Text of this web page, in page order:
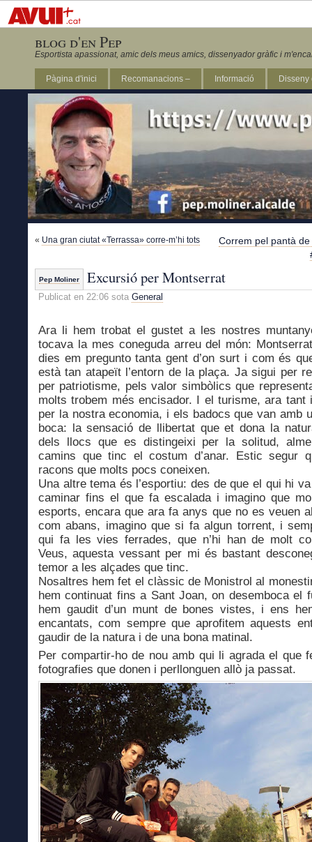
blog d'en Pep
Esportista apassionat, amic dels meus amics, dissenyador gràfic i
Pàgina d'inici Recomanacions – Informació
Revista Marathon 295
« Una gran ciutat «Terrassa» corre-m’hi tots
Correm pel pantà
Pep Moliner Excursió per Montserrat
Publicat en 22:06 sota General
Ara li hem trobat el gustet a les nostres
tocava la mes coneguda arreu del món:
dies em pregunto tanta gent d’on surt i com és
està tan atapeït l’entorn de la plaça. Ja sigui per
per patriotisme, pels valor simbòlics que
molts trobem més encisador. I el turisme, ara tant
per la nostra economia, i els badocs que van amb
boca: la sensació de llibertat que et dona la
dels llocs que es distingeixi per la solitud,
camins que tinc el costum d’anar. Estic segur
racons que molts pocs coneixen.
Una altre tema és l’esportiu: des de que el qui hi
caminar fins el que fa escalada i imagino que
esports, encara que ara fa anys que no es veuen
com abans, imagino que si fa algun torrent, i
qui fa les vies ferrades, que n’hi han de molt
Veus, aquesta vessant per mi és bastant
temor a les alçades que tinc.
Nosaltres hem fet el clàssic de Monistrol al
hem continuat fins a Sant Joan, on desemboca el
hem gaudit d’un munt de bones vistes, i ens
encantats, com sempre que aprofitem aquests
gaudir de la natura i de una bona matinal.
Per compartir-ho de nou amb qui li agrada el que
fotografies que donen i perllonguen allò ja passat.